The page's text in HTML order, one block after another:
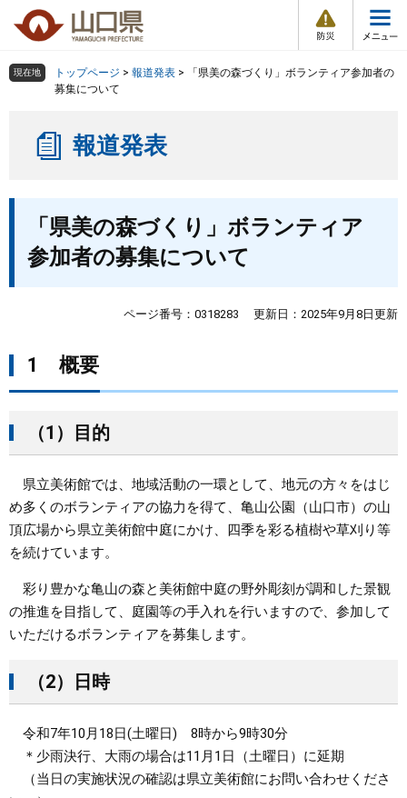
の
ー
情
報
メ
ュ
組織で探す
くらし・環境
しごと・産業・観光
まちづくり
県政情報
検索の仕方 組織で探す
現在地 トップページ > 報道発表 >
「県美の森づくり」ボランティア参加者の
募集について
報道発表
「県美の森づくり」ボランティア
参加者の募集について
ページ番号：0318283 更新日：2025年9月8日更新
1 概要
（1）目的
県立美術館では、地域活動の一環として、地元の方々をはじ
め多くのボランティアの協力を得て、亀山公園（山口市）の山
頂広場から県立美術館中庭にかけ、四季を彩る植樹や草刈り等
を続けています。
彩り豊かな亀山の森と美術館中庭の野外彫刻が調和した景観
の推進を目指して、庭園等の手入れを行いますので、参加して
いただけるボランティアを募集します。
（2）日時
令和7年10月18日(土曜日) 8時から9時30分
＊少雨決行、大雨の場合は11月1日（土曜日）に延期
（当日の実施状況の確認は県立美術館にお問い合わせくださ